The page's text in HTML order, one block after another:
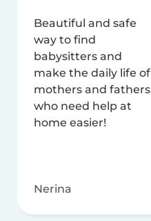
Beautiful and safe
way to find
babysitters and
make the daily life of
mothers and fathers
who need help at
home easier!
Nerina